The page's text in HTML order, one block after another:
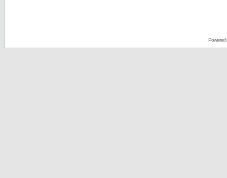
Powered